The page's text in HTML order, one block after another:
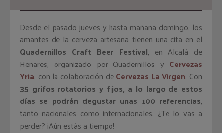
Desde el pasado jueves y hasta mañana domingo, los
amantes de la cerveza artesana tienen una cita en el
Quadernillos Craft Beer Festival, en Alcalá de
Henares, organizado por Quadernillos y Cervezas
Yria, con la colaboración deCervezas La Virgen. Con
35 grifos rotatorios y fijos, a lo largo de estos
días se podrán degustar unas 100 referencias,
tanto nacionales como internacionales. ¿Te lo vas a
perder? ¡Aún estás a tiempo!